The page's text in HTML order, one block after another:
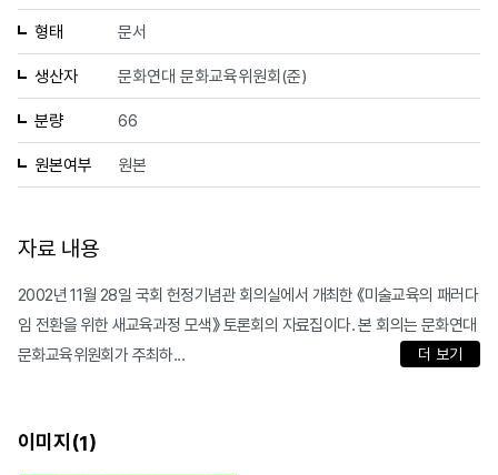
형태 문서
생산자 문화연대 문화교육위원회(준)
분량 66
원본여부 원본
자료 내용
2002년 11월 28일 국회 헌정기념관 회의실에서 개최한 《미술교육의 패러다
임 전환을 위한 새교육과정 모색》 토론회의 자료집이다. 본 회의는 문화연대
문화교육위원회가 주최하...
더 보기
이미지(1)